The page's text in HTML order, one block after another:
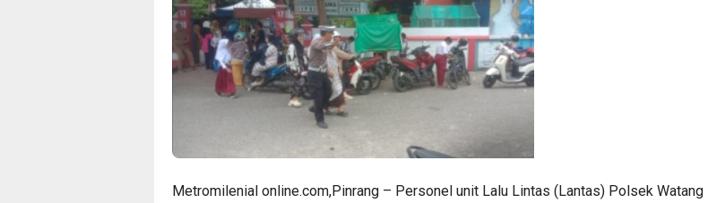
Metromilenial online.com,Pinrang – Personel unit Lalu Lintas (Lantas) Polsek Watang